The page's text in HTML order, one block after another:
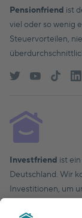
Pensionfriend ist
viel oder so wenig
Steuervorteilen,
Investfriend ist
Deutschland. Wir
Investitionen, um